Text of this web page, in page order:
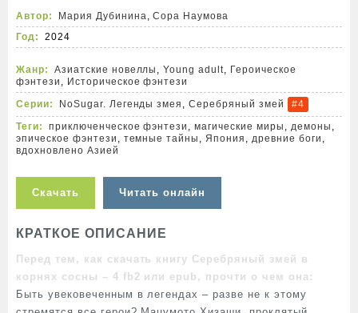
Автор: Мария Дубинина,Сора Наумова
Год:
2024
Жанр: Азиатские новеллы ,Young adult, Героическое
фэнтези , Историческое фэнтези
Серии:
NoSugar. Легенды змея ,Серебряный змей
#4
Теги:
приключенческое фэнтези ,магические миры , демоны ,
эпическое фэнтези , темные тайны ,Япония , древние боги ,
вдохновлено Азией
Скачать Читать онлайн
КРАТКОЕ ОПИСАНИЕ
Перед тем, как скачать книгу Серебряный змей в
корнях сосны – 4 fb2 или epub, прочти о чем она:
Быть увековеченным в легендах – разве не к этому